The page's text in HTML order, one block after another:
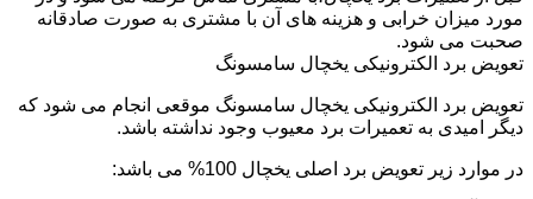
مورد میزان خرابی و هزینه های آن با مشتری به صورت صادقانه
صحبت می شود.
تعویض برد الکترونیکی یخچال سامسونگ
تعویض برد الکترونیکی یخچال سامسونگ موقعی انجام می شود که
دیگر امیدی به تعمیرات برد معیوب وجود نداشته باشد.
در موارد زیر تعویض برد اصلی یخچال 100% می باشد: